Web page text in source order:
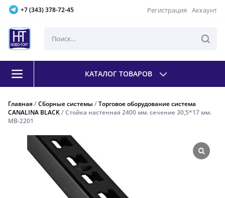
+7 (343) 378-72-45 Регистрация Аккаунт
КАТАЛОГ ТОВАРОВ
Главная /Сборные системы /Торговое оборудование система
CANALINA BLACK/ Стойка настенная 2400 мм. сечение 30,5*17 мм.
МВ-2201